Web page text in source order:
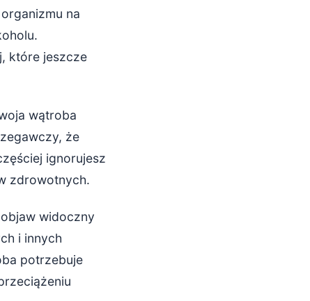
na
które jeszcze
wątroba
że
ignorujesz
zdrowotnych.
widoczny
i innych
potrzebuje